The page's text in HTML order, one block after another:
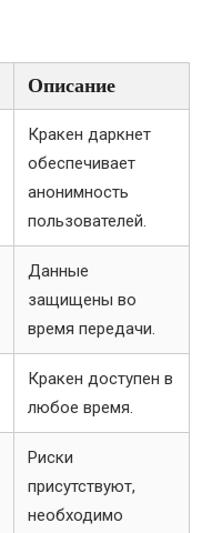
Описание
Кракен даркнет
обеспечивает
анонимность
пользователей.
Данные
защищены во
время передачи.
Кракен доступен в
любое время.
Риски
присутствуют,
необходимо